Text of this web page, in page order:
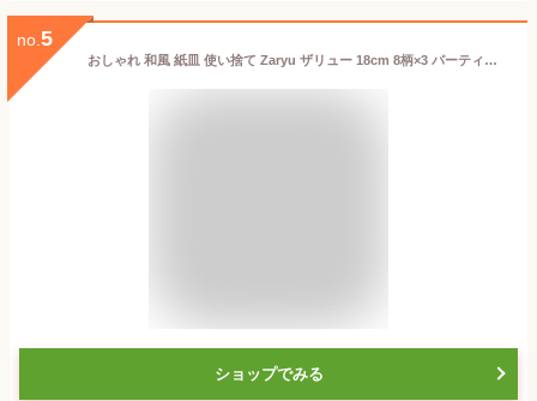
no. 5
おしゃれ 和風 紙皿 使い捨て Zaryu ザリュー 18cm 8柄×3 パーティー お祝い イベント
ショップでみる